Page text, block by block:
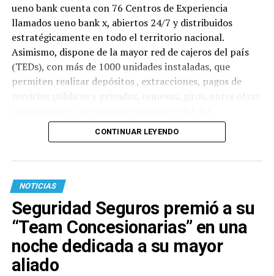
ueno bank cuenta con 76 Centros de Experiencia
llamados ueno bank x, abiertos 24/7 y distribuidos
estratégicamente en todo el territorio nacional.
Asimismo, dispone de la mayor red de cajeros del país
(TEDs), con más de 1000 unidades instaladas, que
permiten realizar depósitos , extracciones, pagos de
CONTINUAR LEYENDO
NOTICIAS
Seguridad Seguros premió a su
“Team Concesionarias” en una
noche dedicada a su mayor
aliado